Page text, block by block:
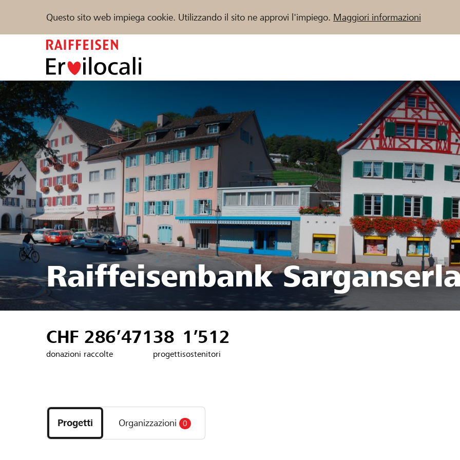
Questo sito web impiega cookie. Utilizzando il sito ne approvi l'impiego. Maggiori informazioni
Sostenere
Trova progetti e organizzazioni
DE FR IT
Raiffeisenbank
CHF 286’471
donazioni raccolte
38
progetti
1’512
sostenitori
i
progetti
e
Progetti Organizzazioni 0